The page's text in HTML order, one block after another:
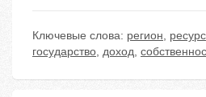
Ключевые слова: регион, ресурс
государство, доход,